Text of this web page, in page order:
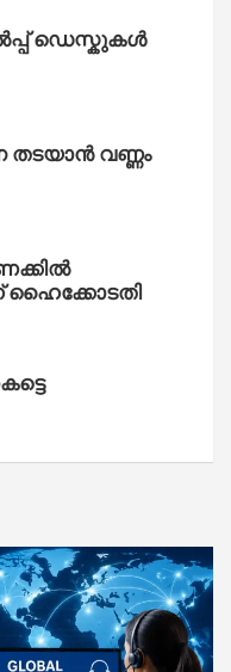
ഡെസ്കുകൾ
തടയാൻ വണ്ണം
ഹൈക്കോടതി